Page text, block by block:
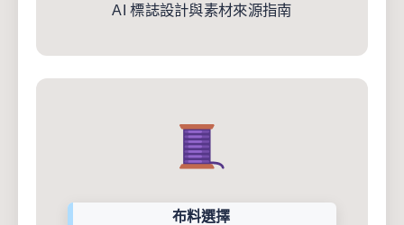
AI 標誌設計與素材來源指南
布料選擇